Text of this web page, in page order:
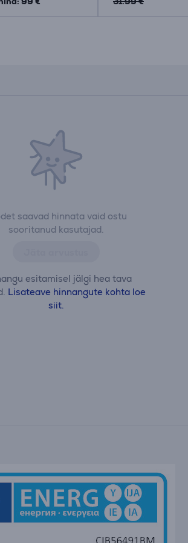
saavad hinnata vaid ostu
sooritanud kasutajad.
esitamisel jälgi hea tava
Lisateave hinnangute kohta loe
siit.